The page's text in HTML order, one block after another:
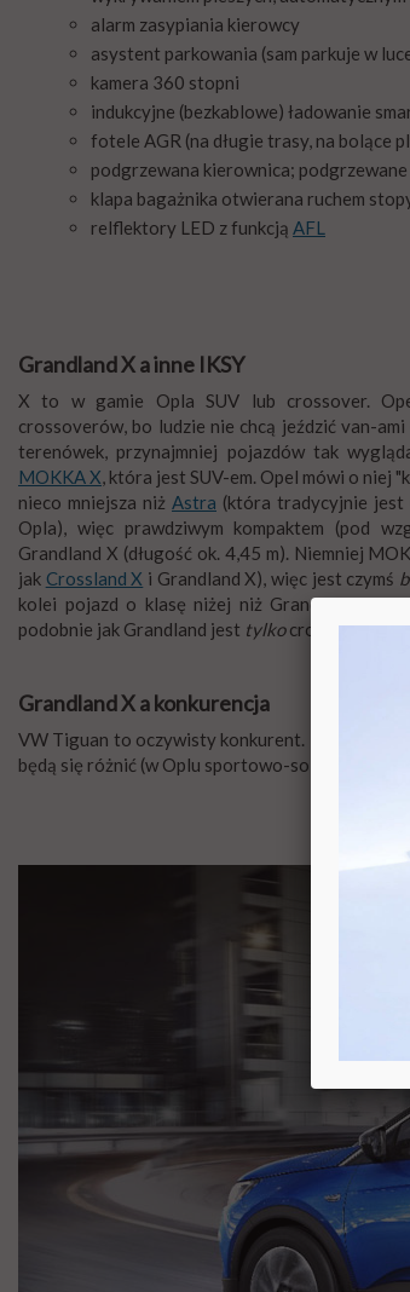
alarm zasypiania kierowcy
asystent parkowania (sam parkuje w
kamera 360 stopni
indukcyjne (bezkablowe) ładowanie
fotele AGR (na długie trasy, na bolące
podgrzewana kierownica;
klapa bagażnika otwierana ruchem
relflektory LED z funkcją AFL
Grandland X a inne IKSY
X to w gamie Opla SUV lub crossover.
crossoverów, bo ludzie nie chcą jeździć van-ami
terenówek, przynajmniej pojazdów tak
MOKKA X, która jest SUV-em. Opel mówi o niej
nieco mniejsza niż Astra (która tradycyjnie jest
Opla), więc prawdziwym kompaktem (pod
Grandland X (długość ok. 4,45 m). Niemniej
jak Crossland X i Grandland X), więc jest czymś
kolei pojazd o klasę niżej niż Grandland X,
podobnie jak Grandland jest tylkocrossoverem...
Grandland X a konkurencja
VW Tiguan to oczywisty konkurent. Peugeot
będą się różnić (w Oplu sportowo-solidnie; w